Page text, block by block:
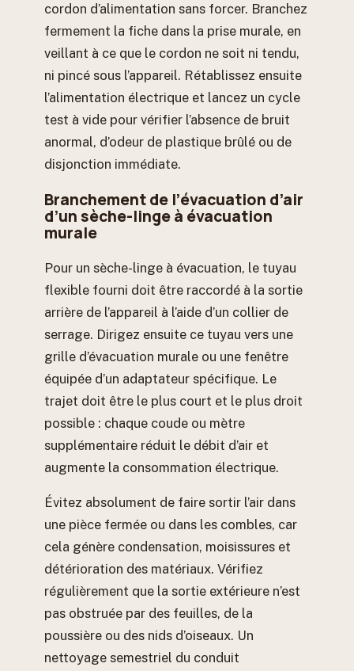
cordon d’alimentation sans forcer. Branchez
fermement la fiche dans la prise murale, en
veillant à ce que le cordon ne soit ni tendu,
ni pincé sous l’appareil. Rétablissez ensuite
l’alimentation électrique et lancez un cycle
test à vide pour vérifier l’absence de bruit
anormal, d’odeur de plastique brûlé ou de
disjonction immédiate.
Branchement de l’évacuation d’air
d’un sèche-linge à évacuation
murale
Pour un sèche-linge à évacuation, le tuyau
flexible fourni doit être raccordé à la sortie
arrière de l’appareil à l’aide d’un collier de
serrage. Dirigez ensuite ce tuyau vers une
grille d’évacuation murale ou une fenêtre
équipée d’un adaptateur spécifique. Le
trajet doit être le plus court et le plus droit
possible : chaque coude ou mètre
supplémentaire réduit le débit d’air et
augmente la consommation électrique.
Évitez absolument de faire sortir l’air dans
une pièce fermée ou dans les combles, car
cela génère condensation, moisissures et
détérioration des matériaux. Vérifiez
régulièrement que la sortie extérieure n’est
pas obstruée par des feuilles, de la
poussière ou des nids d’oiseaux. Un
nettoyage semestriel du conduit